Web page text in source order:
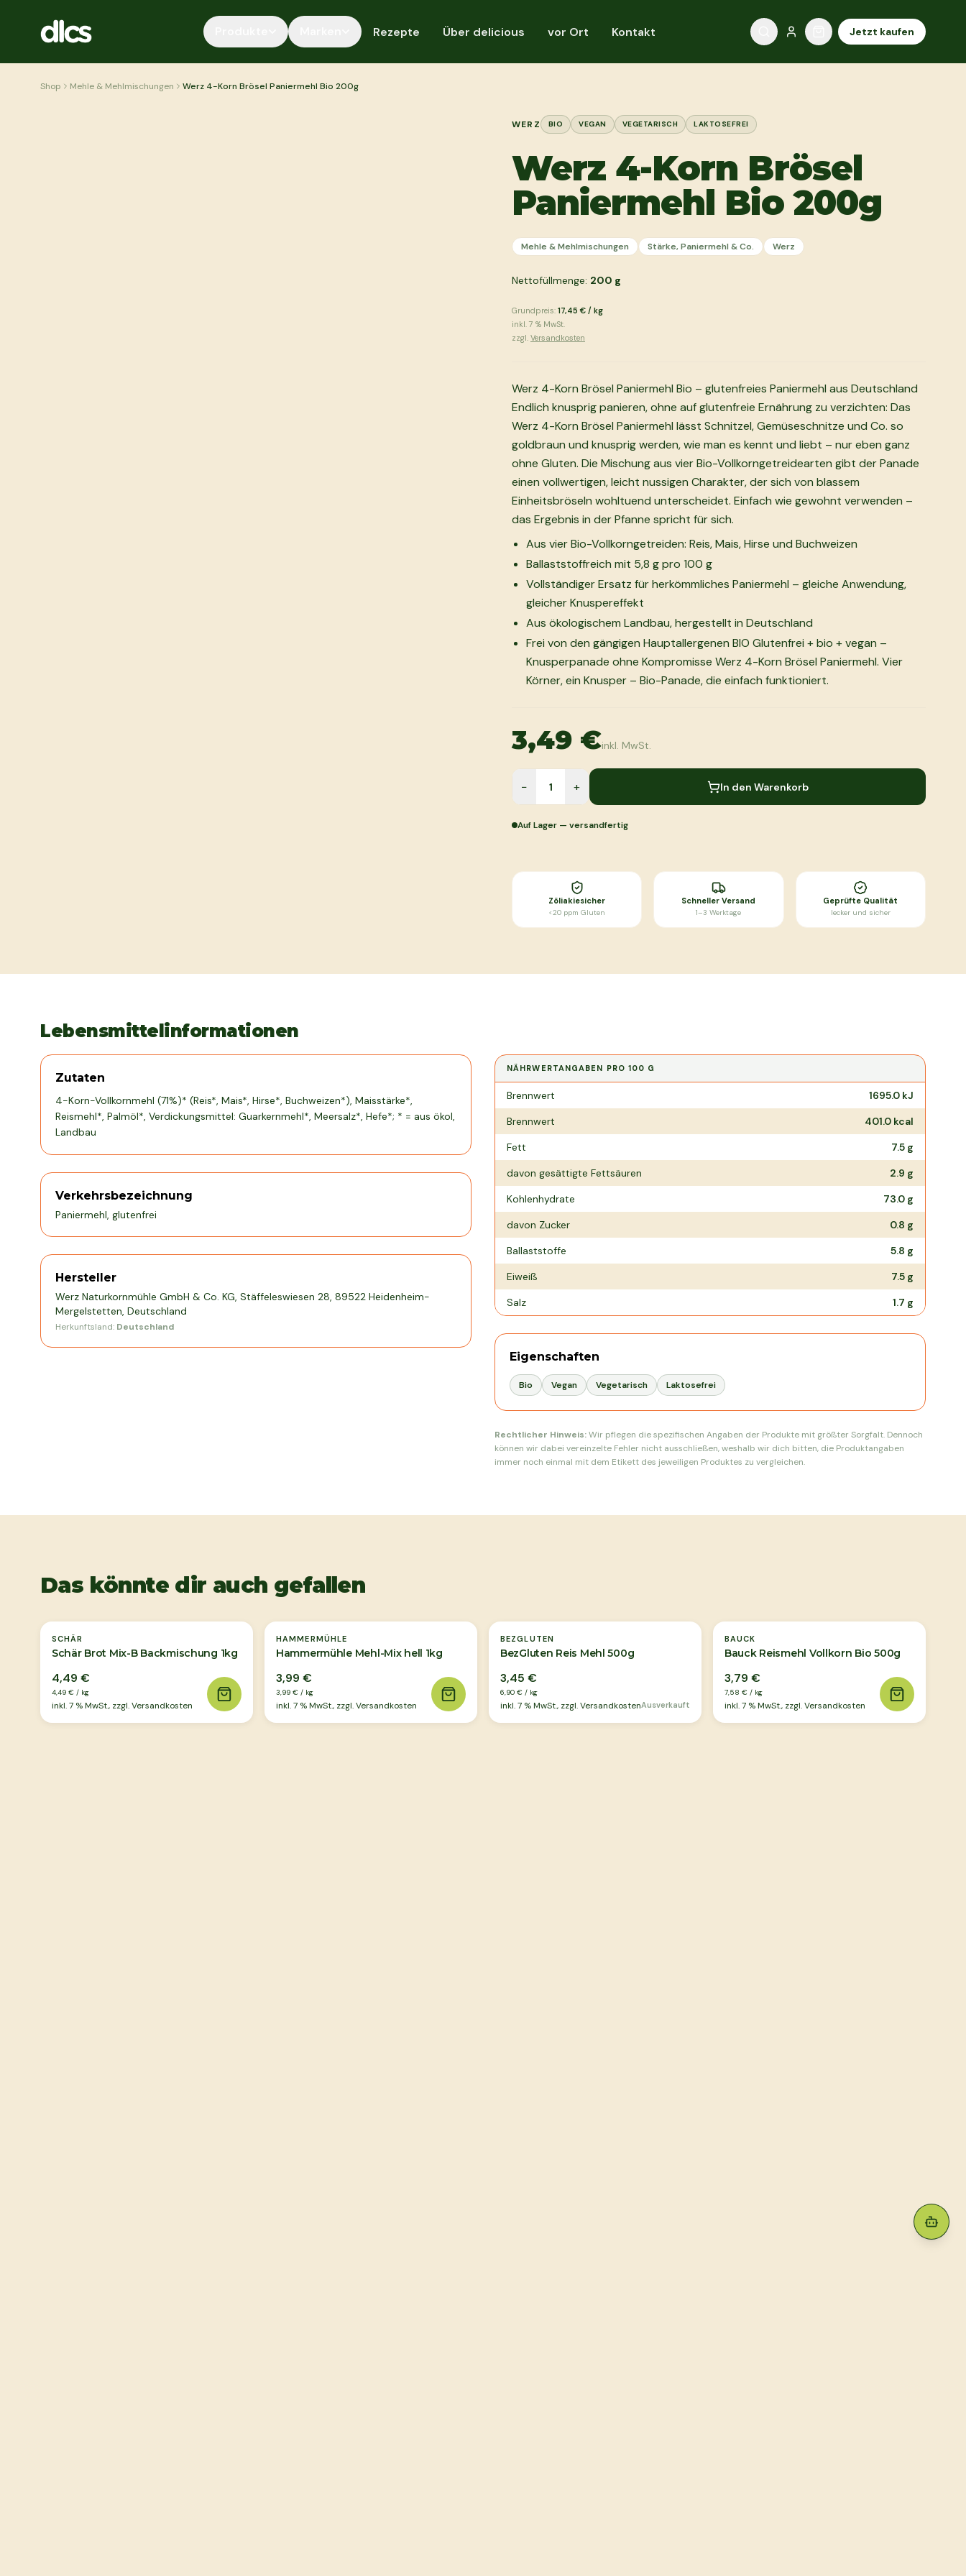
Rezepte Über delicious vor Ort Kontakt Jetzt kaufen
Shop Mehle & Mehlmischungen Werz 4-Korn Brösel Paniermehl Bio 200g
WERZ BIO VEGAN VEGETARISCH LAKTOSEFREI
Werz 4-Korn Brösel
Paniermehl Bio 200g
Mehle & Mehlmischungen Stärke, Paniermehl & Co. Werz
Nettofüllmenge: 200 g
Grundpreis: 17,45 € / kg
inkl. 7 % MwSt.
zzgl. Versandkosten
Werz 4-Korn Brösel Paniermehl Bio – glutenfreies Paniermehl aus Deutschland
Endlich knusprig panieren, ohne auf glutenfreie Ernährung zu verzichten: Das
Werz 4-Korn Brösel Paniermehl lässt Schnitzel, Gemüseschnitze und Co. so
goldbraun und knusprig werden, wie man es kennt und liebt – nur eben ganz
ohne Gluten. Die Mischung aus vier Bio-Vollkorngetreidearten gibt der Panade
einen vollwertigen, leicht nussigen Charakter, der sich von blassem
Einheitsbröseln wohltuend unterscheidet. Einfach wie gewohnt verwenden –
das Ergebnis in der Pfanne spricht für sich.
Aus vier Bio-Vollkorngetreiden: Reis, Mais, Hirse und Buchweizen
Ballaststoffreich mit 5,8 g pro 100 g
Vollständiger Ersatz für herkömmliches Paniermehl – gleiche Anwendung,
gleicher Knuspereffekt
Aus ökologischem Landbau, hergestellt in Deutschland
Frei von den gängigen Hauptallergenen BIO Glutenfrei + bio + vegan –
Knusperpanade ohne Kompromisse Werz 4-Korn Brösel Paniermehl. Vier
Körner, ein Knusper – Bio-Panade, die einfach funktioniert.
3,49 €inkl. MwSt.
− + In den Warenkorb
Auf Lager — versandfertig
Zöliakiesicher
<20 ppm Gluten
Schneller Versand
1–3 Werktage
Geprüfte Qualität
lecker und sicher
Lebensmittelinformationen
Zutaten
4-Korn-Vollkornmehl (71%)* (Reis*, Mais*, Hirse*, Buchweizen*), Maisstärke*,
Reismehl*, Palmöl*, Verdickungsmittel: Guarkernmehl*, Meersalz*, Hefe*; * = aus ökol,
Landbau
Verkehrsbezeichnung
Paniermehl, glutenfrei
Hersteller
Werz Naturkornmühle GmbH & Co. KG, Stäffeleswiesen 28, 89522 Heidenheim-
Mergelstetten, Deutschland
Herkunftsland: Deutschland
NÄHRWERTANGABEN PRO100 G
Nährwertangaben pro
Brennwert 1695.0 kJ
Brennwert
401.0 kcal
Fett
7.5 g
davon gesättigte Fettsäuren
2.9 g
Kohlenhydrate
73.0 g
davon Zucker
0.8 g
Ballaststoffe
5.8 g
Eiweiß
7.5 g
Salz
1.7 g
Eigenschaften
Bio Vegan Vegetarisch Laktosefrei
Rechtlicher Hinweis:Wir pflegen die spezifischen Angaben der Produkte mit größter Sorgfalt. Dennoch
können wir dabei vereinzelte Fehler nicht ausschließen, weshalb wir dich bitten, die Produktangaben
immer noch einmal mit dem Etikett des jeweiligen Produktes zu vergleichen.
Das könnte dir auch gefallen
SCHÄR
Schär Brot Mix-B Backmischung 1kg
4,49 €
4,49 € / kg
inkl.7 % MwSt., zzgl. Versandkosten
HAMMERMÜHLE
Hammermühle Mehl-Mix hell 1kg
3,99 €
3,99 € / kg
inkl.7 % MwSt., zzgl. Versandkosten
BEZGLUTEN
BezGluten Reis Mehl 500g
3,45 €
6,90 € / kg
inkl.7 % MwSt., zzgl. VersandkostenAusverkauft
BAUCK
Bauck Reismehl Vollkorn Bio 500g
3,79 €
7,58 € / kg
inkl.7 % MwSt., zzgl. Versandkosten